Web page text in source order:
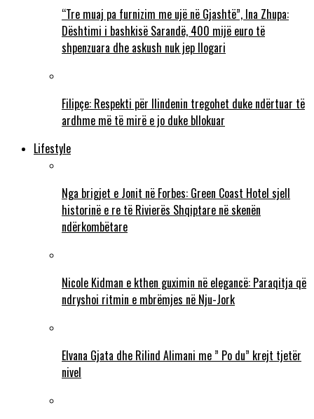
“Tre muaj pa furnizim me ujë në Gjashtë”, Ina Zhupa:
Dështimi i bashkisë Sarandë, 400 mijë euro të
shpenzuara dhe askush nuk jep llogari
Filipçe: Respekti për Ilindenin tregohet duke ndërtuar të
ardhme më të mirë e jo duke bllokuar
Lifestyle
Nga brigjet e Jonit në Forbes: Green Coast Hotel sjell
historinë e re të Rivierës Shqiptare në skenën
ndërkombëtare
Nicole Kidman e kthen guximin në elegancë: Paraqitja që
ndryshoi ritmin e mbrëmjes në Nju-Jork
Elvana Gjata dhe Rilind Alimani me ” Po du” krejt tjetër
nivel